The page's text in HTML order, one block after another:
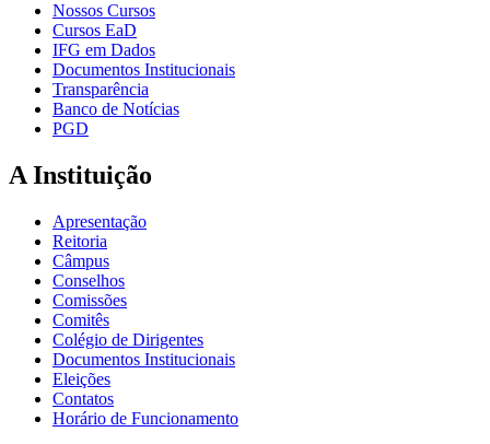
Nossos Cursos
Cursos EaD
IFG em Dados
Documentos Institucionais
Transparência
Banco de Notícias
PGD
A Instituição
Apresentação
Reitoria
Câmpus
Conselhos
Comissões
Comitês
Colégio de Dirigentes
Documentos Institucionais
Eleições
Contatos
Horário de Funcionamento